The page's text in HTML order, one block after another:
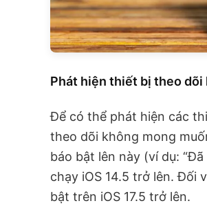
Phát hiện thiết bị theo dõi
Để có thể phát hiện các
theo dõi không mong
báo bật lên này (ví dụ:
chạy iOS 14.5 trở lên. Đối
bật trên iOS 17.5 trở lên.